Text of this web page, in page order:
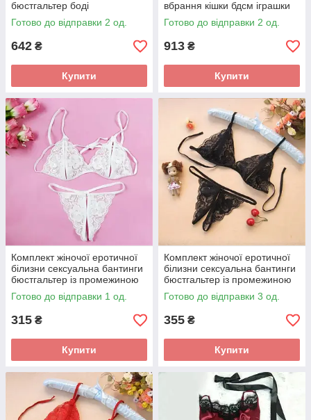
бюстгальтер боді
Готово до відправки 2 од.
642 ₴
Купити
вбрання кішки бдсм іграшки
Готово до відправки 2 од.
913 ₴
Купити
Комплект жіночої еротичної
білизни сексуальна бантинги
бюстгальтер із промежиною
Готово до відправки 1 од.
315 ₴
Купити
Комплект жіночої еротичної
білизни сексуальна бантинги
бюстгальтер із промежиною
Готово до відправки 3 од.
355 ₴
Купити